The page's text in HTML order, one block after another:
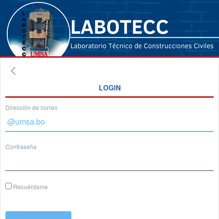
LOGIN
Dirección de correo
Contraseña
Recuérdame